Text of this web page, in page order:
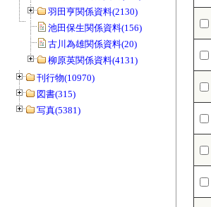
羽田亨関係資料(2130)
池田保生関係資料(156)
古川為雄関係資料(20)
柳原英関係資料(4131)
刊行物(10970)
図書(315)
写真(5381)